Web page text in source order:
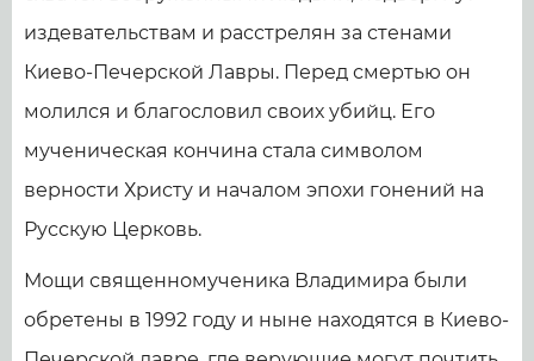
издевательствам и расстрелян за стенами
Киево-Печерской Лавры. Перед смертью он
молился и благословил своих убийц. Его
мученическая кончина стала символом
верности Христу и началом эпохи гонений на
Русскую Церковь.
Мощи священномученика Владимира были
обретены в 1992 году и ныне находятся в Киево-